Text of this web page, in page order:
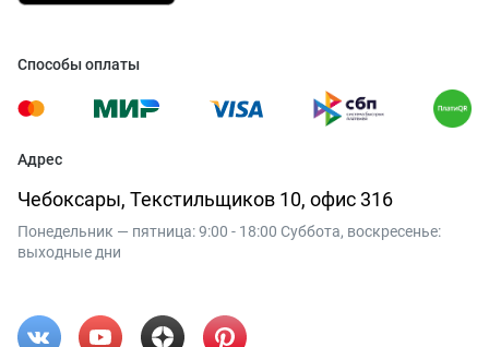
Способы оплаты
Адрес
Чебоксары, Текстильщиков 10, офис 316
Понедельник — пятница: 9:00 - 18:00 Суббота, воскресенье:
выходные дни